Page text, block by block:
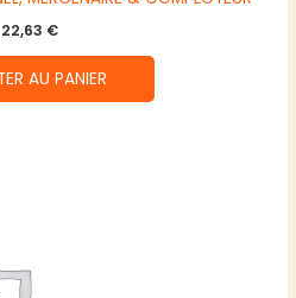
22,63 €
AU PANIER